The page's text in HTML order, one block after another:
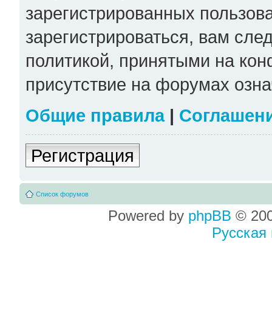
зарегистрированных
зарегистрироваться, вам
политикой, принятыми на
присутствие на форумах
Общие правила|
Регистрация
Список форумов
Powered by phpBB ©